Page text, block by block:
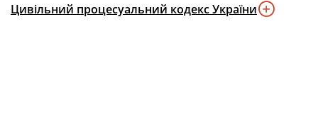
Цивільний процесуальний кодекс України